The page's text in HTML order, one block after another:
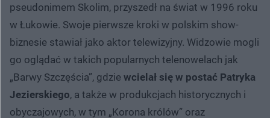
pseudonimem Skolim, przyszedł na świat w 1996 roku
w Łukowie. Swoje pierwsze kroki w polskim show-
biznesie stawiał jako aktor telewizyjny. Widzowie mogli
go oglądać w takich popularnych telenowelach jak
„Barwy Szczęścia”, gdzie wcielał się w postać Patryka
Jezierskiego, a także w produkcjach historycznych i
obyczajowych, w tym „Korona królów” oraz